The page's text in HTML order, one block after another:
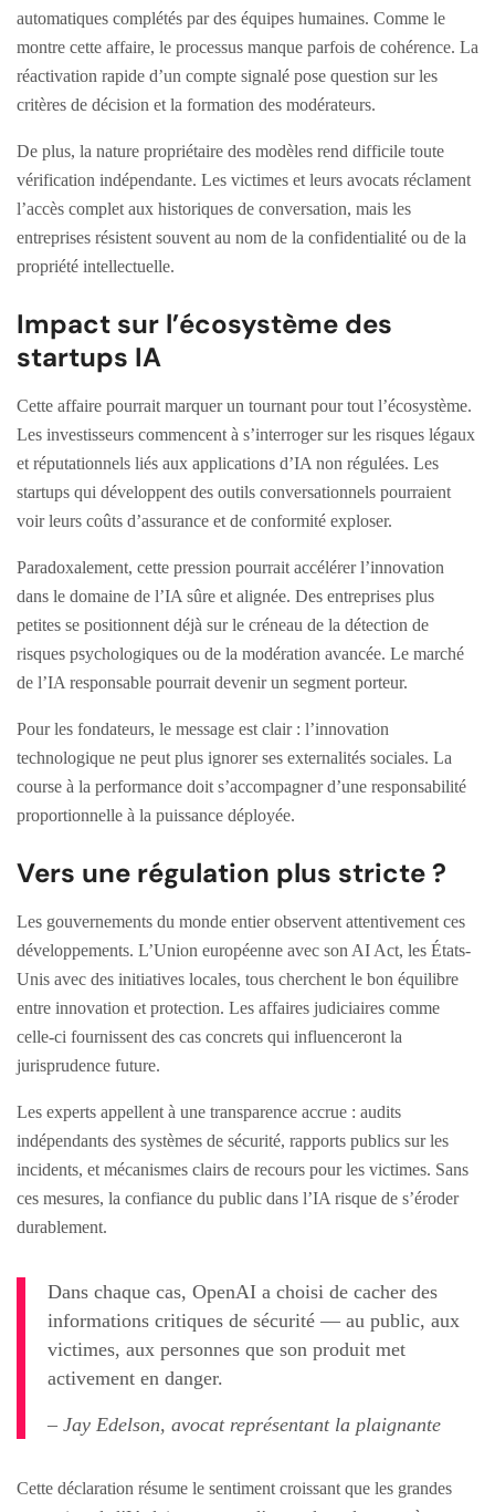
automatiques complétés par des équipes humaines. Comme le
montre cette affaire, le processus manque parfois de cohérence. La
réactivation rapide d’un compte signalé pose question sur les
critères de décision et la formation des modérateurs.
De plus, la nature propriétaire des modèles rend difficile toute
vérification indépendante. Les victimes et leurs avocats réclament
l’accès complet aux historiques de conversation, mais les
entreprises résistent souvent au nom de la confidentialité ou de la
propriété intellectuelle.
Impact sur l’écosystème des
startups IA
Cette affaire pourrait marquer un tournant pour tout l’écosystème.
Les investisseurs commencent à s’interroger sur les risques légaux
et réputationnels liés aux applications d’IA non régulées. Les
startups qui développent des outils conversationnels pourraient
voir leurs coûts d’assurance et de conformité exploser.
Paradoxalement, cette pression pourrait accélérer l’innovation
dans le domaine de l’IA sûre et alignée. Des entreprises plus
petites se positionnent déjà sur le créneau de la détection de
risques psychologiques ou de la modération avancée. Le marché
de l’IA responsable pourrait devenir un segment porteur.
Pour les fondateurs, le message est clair : l’innovation
technologique ne peut plus ignorer ses externalités sociales. La
course à la performance doit s’accompagner d’une responsabilité
proportionnelle à la puissance déployée.
Vers une régulation plus stricte ?
Les gouvernements du monde entier observent attentivement ces
développements. L’Union européenne avec son AI Act, les États-
Unis avec des initiatives locales, tous cherchent le bon équilibre
entre innovation et protection. Les affaires judiciaires comme
celle-ci fournissent des cas concrets qui influenceront la
jurisprudence future.
Les experts appellent à une transparence accrue : audits
indépendants des systèmes de sécurité, rapports publics sur les
incidents, et mécanismes clairs de recours pour les victimes. Sans
ces mesures, la confiance du public dans l’IA risque de s’éroder
durablement.
Dans chaque cas, OpenAI a choisi de cacher des
informations critiques de sécurité — au public, aux
victimes, aux personnes que son produit met
activement en danger.
– Jay Edelson, avocat représentant la plaignante
Cette déclaration résume le sentiment croissant que les grandes